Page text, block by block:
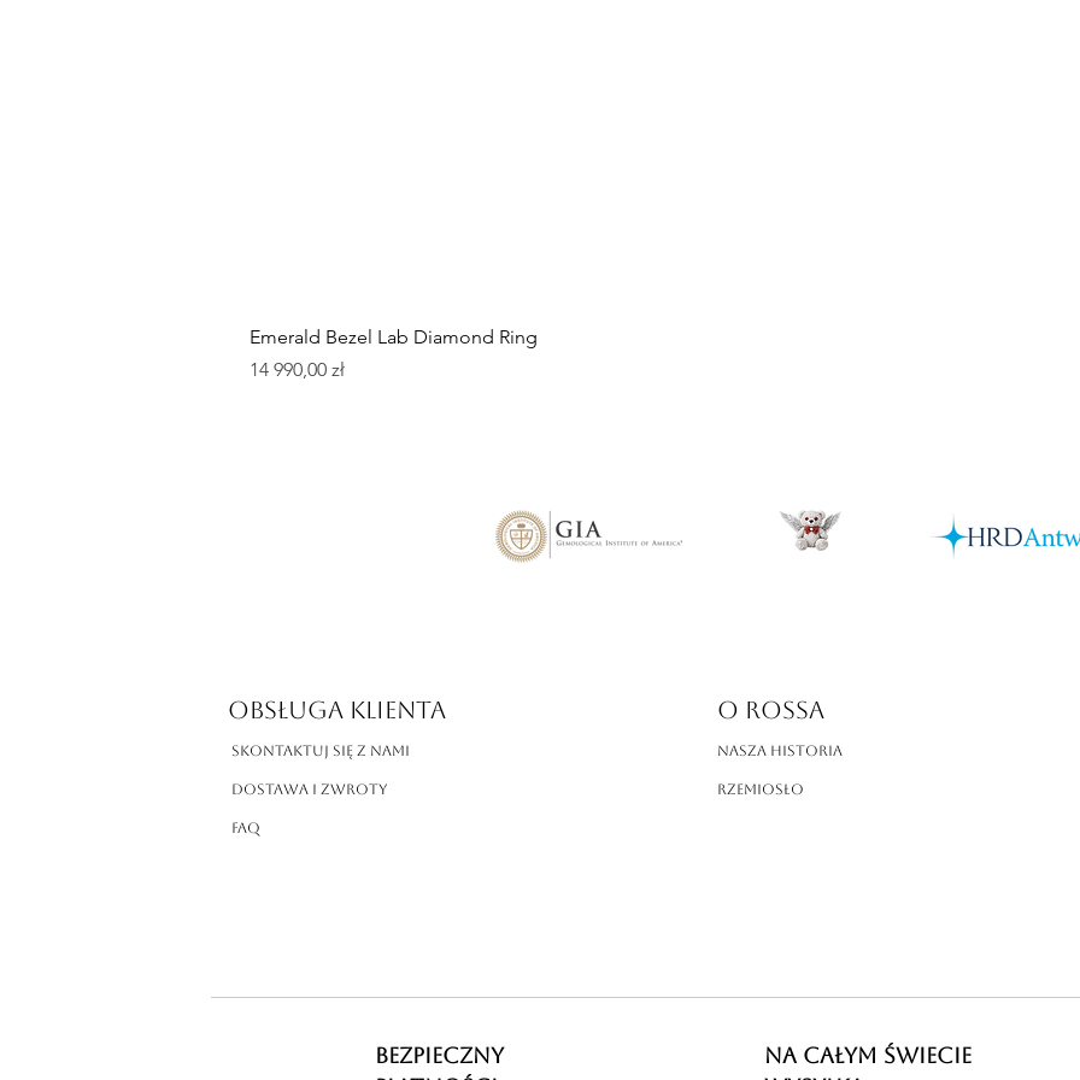
Emerald Bezel Lab Diamond Ring
Cena
14 990,00 zł
OBSŁUGA KLIENTA
Skontaktuj się z nami
Dostawa i zwroty
FAQ
O ROSSA
Nasza historia
Rzemiosło
BEZPIECZNY
NA CAŁYM ŚWIECIE